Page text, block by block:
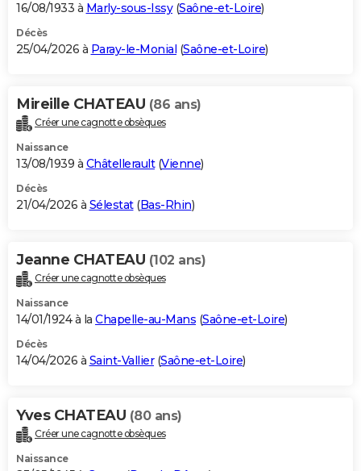
16/08/1933 à Marly-sous-Issy(Saône-et-Loire)
Décès
25/04/2026 à Paray-le-Monial (Saône-et-Loire)
Mireille CHATEAU (86 ans)
Créer une cagnotte obsèques
Naissance
13/08/1939 à Châtellerault(Vienne)
Décès
21/04/2026 à Sélestat(Bas-Rhin)
Jeanne CHATEAU (102 ans)
Créer une cagnotte obsèques
Naissance
14/01/1924 à la Chapelle-au-Mans (Saône-et-Loire)
Décès
14/04/2026 à Saint-Vallier(Saône-et-Loire)
Yves CHATEAU (80 ans)
Créer une cagnotte obsèques
Naissance